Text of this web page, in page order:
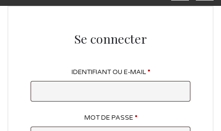
Se connecter
IDENTIFIANT OU E-MAIL *
MOT DE PASSE *